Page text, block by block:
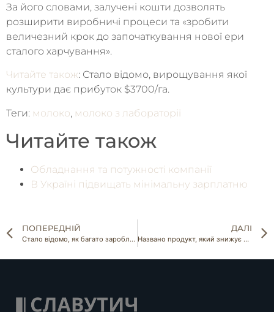
За його словами, залучені кошти дозволять
розширити виробничі процеси та «зробити
величезний крок до започаткування нової ери
сталого харчування».
Читайте також: Стало відомо, вирощування якої
культури дає прибуток $3700/га.
Теги: молоко, молоко з лабораторії
Читайте також
Обладнання та потужності компанії
В Україні підвищать мінімальну зарплатню
ПОПЕРЕДНІЙ
Стало відомо, як багато заробляти на моркві
ДАЛІ
Названо продукт, який знижує цукор у крові за 15 хвилин